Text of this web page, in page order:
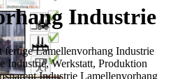
Industrie
Lamellenvorhang Industrie
Industrie, Werkstatt, Produktion
Industrie Lamellenvorhang